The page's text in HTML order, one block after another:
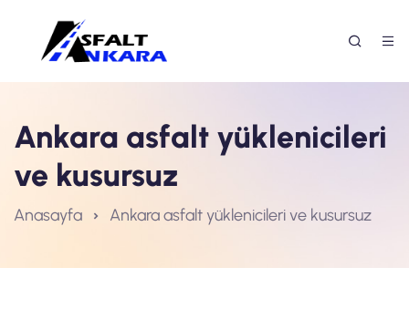
Ankara asfalt yüklenicileri
ve kusursuz
Anasayfa Ankara asfalt yüklenicileri ve kusursuz